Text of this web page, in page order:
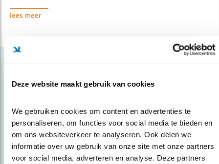
Deze website maakt gebruik van cookies
We gebruiken cookies om content en advertenties te
personaliseren, om functies voor social media te bieden en
om ons websiteverkeer te analyseren. Ook delen we
informatie over uw gebruik van onze site met onze partners
voor social media, adverteren en analyse. Deze partners
lees meer
Op de hoogte blijven?
Meld je aan en ontvang nieuws, inspiratie, acties en tips